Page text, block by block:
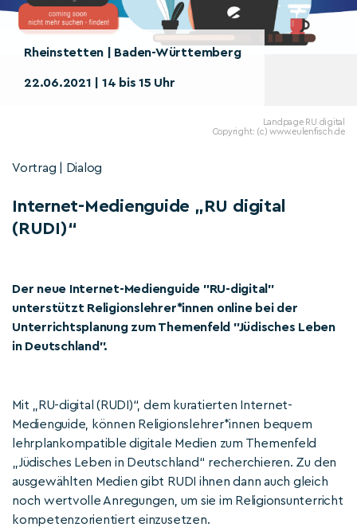
Rheinstetten | Baden-Württemberg
22.06.2021 | 14 bis 15 Uhr
Landpage RU digital
Copyright: (c) www.eulenfisch.de
Vortrag | Dialog
Internet-Medienguide „RU digital
(RUDI)“
Der neue Internet-Medienguide "RU-digital"
unterstützt Religionslehrer*innen online bei der
Unterrichtsplanung zum Themenfeld "Jüdisches Leben
in Deutschland".
Mit „RU-digital (RUDI)“, dem kuratierten Internet-
Medienguide, können Religionslehrer*innen bequem
lehrplankompatible digitale Medien zum Themenfeld
„Jüdisches Leben in Deutschland“ recherchieren. Zu den
ausgewählten Medien gibt RUDI ihnen dann auch gleich
noch wertvolle Anregungen, um sie im Religionsunterricht
kompetenzorientiert einzusetzen.